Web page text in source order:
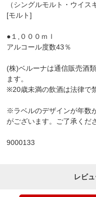
（シングルモルト・ウイス
[モルト]
●１,０００ｍｌ
アルコール度数43％
(株)ベルーナは通信販売酒
ます。
※20歳未満の飲酒は法律で
※ラベルのデザインが年数
がございます。ご了承くだ
9000133
レビ